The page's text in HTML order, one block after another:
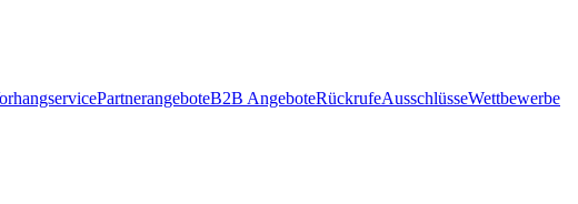
PartnerangeboteB2B AngeboteRückrufeAusschlüsseWettbewerbe